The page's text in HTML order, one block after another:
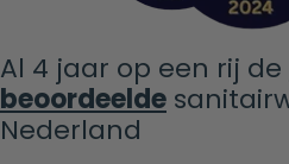
Al 4 jaar op een rij de
beoordeelde
Nederland